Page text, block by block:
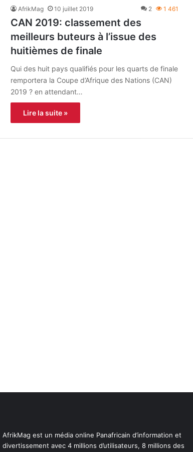
AfrikMag 10 juillet 2019 2 1 461
CAN 2019: classement des
meilleurs buteurs à l’issue des
huitièmes de finale
Qui des huit pays qualifiés pour les quarts de finale
remportera la Coupe d’Afrique des Nations (CAN)
2019 ? en attendant…
Lire la suite »
AfrikMag est un média online Panafricain d’information et
divertissement avec 4 millions d’utilisateurs, 8 millions des